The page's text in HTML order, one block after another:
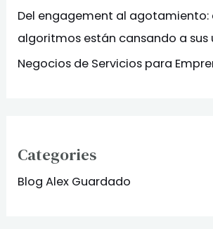
Del engagement al agotamiento:
algoritmos están cansando a sus
Negocios de Servicios para
Categories
Blog Alex Guardado